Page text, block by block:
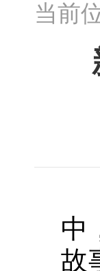
当前
中
故